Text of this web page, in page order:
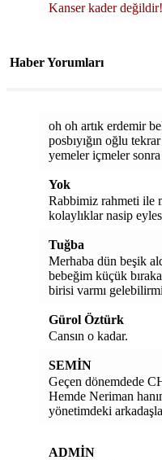
Kanser kader değildir!
Haber Yorumları
oh oh artık erdemir
posbıyığın oğlu
yemeler içmeler
Yok
Rabbimiz rahmeti ile
kolaylıklar nasip
Tuğba
Merhaba dün beşik
bebeğim küçük
birisi varmı
Gürol Öztürk
Cansın o kadar.
SEMİN
Geçen dönemdede
Hemde Neriman
yönetimdeki
ADMİN